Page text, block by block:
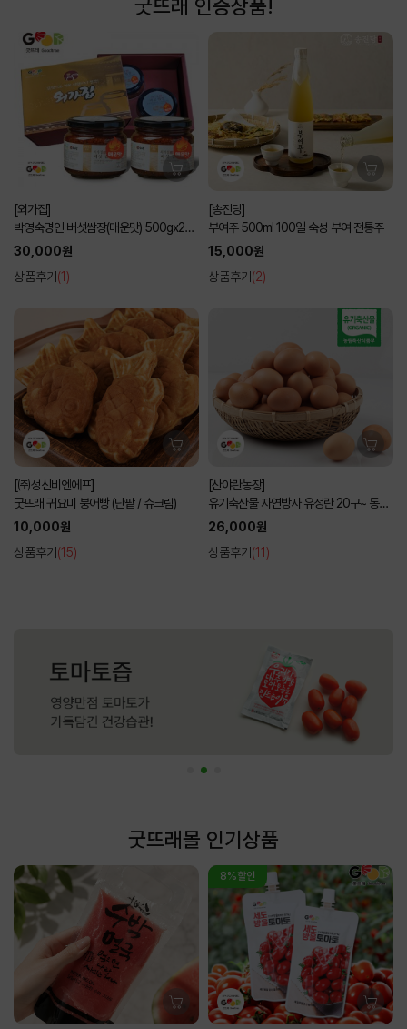
굿뜨래 인증상품!
[외가집]
박영숙명인 버섯쌈장(매운맛) 500gx2병
선물세트
30,000원
상품후기 (1)
[송진당]
부여주 500ml 100일 숙성 부여 전통주
15,000원
상품후기 (2)
[㈜성신비엔에프]
굿뜨래 귀요미 붕어빵 (단팥 / 슈크림)
10,000원
상품후기 (15)
[산야란농장]
유기축산물 자연방사 유정란 20구~ 동물
복지
26,000원
상품후기 (11)
굿뜨래몰 인기상품
8%할인